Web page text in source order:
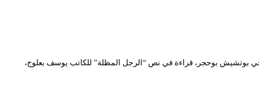
خلاله الممثل والمخرج المسرحي بوتشيش بوحجر، قراءة في نص “الرجل المظلة” للكاتب يوسف بعلوج،